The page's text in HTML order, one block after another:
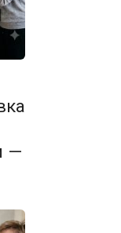
—